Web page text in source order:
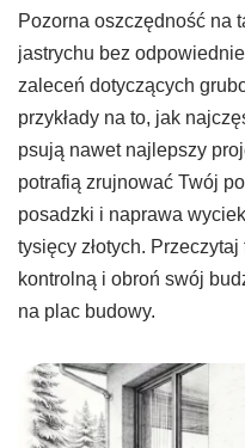
Pozorna oszczędność na
jastrychu bez
zaleceń dotyczących
przykłady na to, jak
psują nawet najlepszy
potrafią zrujnować Twój
posadzki i naprawa
tysięcy złotych.
kontrolną i obroń swój
na plac budowy.